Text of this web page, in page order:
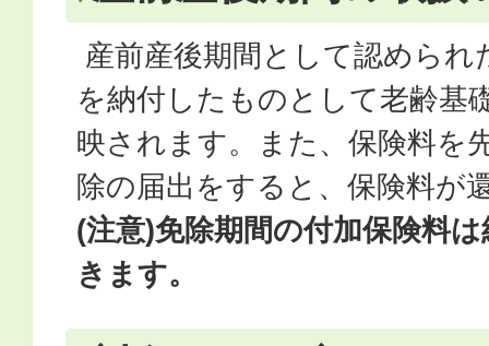
産前産後期間として認められ
を納付したものとして老齢基
映されます。また、保険料を
除の届出をすると、保険料が
(注意)免除期間の付加保険料
きます。